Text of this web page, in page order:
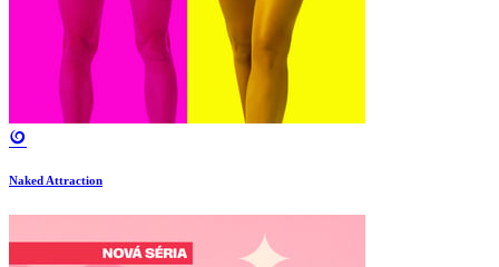
Naked Attraction